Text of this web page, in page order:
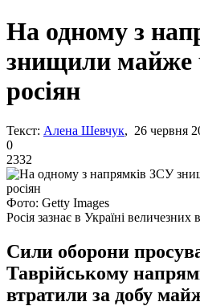
На одному з
знищили майже
росіян
Текст: Алена Шевчук, 26 червня
0
2332
Фото: Getty Images
Росія зазнає в Україні величезних
Сили оборони
Таврійському
втратили за добу